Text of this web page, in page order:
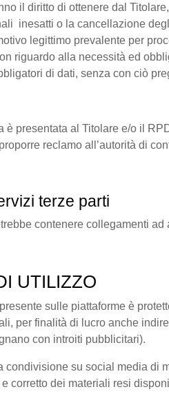
il diritto di ottenere dal
inesatti o la cancellazione
legittimo prevalente per
riguardo alla necessità ed
di dati, senza con ciò
è presentata al Titolare e/o il
reclamo all’autorità di
terze parti
contenere collegamenti
UTILIZZO
sulle piattaforme è
per finalità di lucro anche
con introiti pubblicitari).
condivisione su social media di
corretto dei materiali resi